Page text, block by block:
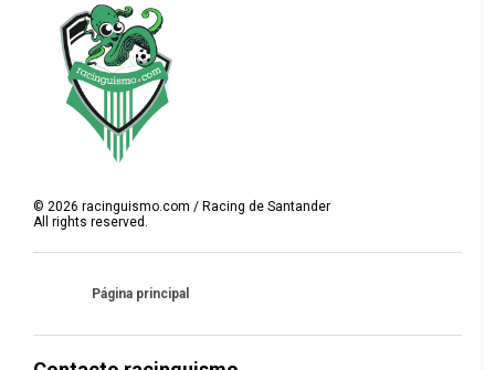
© 2026 racinguismo.com / Racing de Santander
All rights reserved.
Página principal